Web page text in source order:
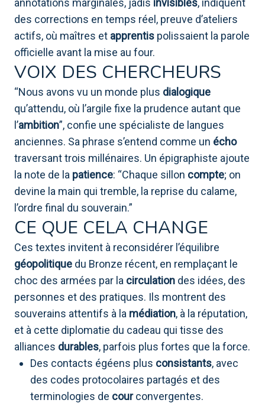
annotations marginales, jadis invisibles, indiquent
des corrections en temps réel, preuve d’ateliers
actifs, où maîtres et apprentis polissaient la parole
officielle avant la mise au four.
VOIX DES CHERCHEURS
“Nous avons vu un monde plus dialogique
qu’attendu, où l’argile fixe la prudence autant que
l’ambition”, confie une spécialiste de langues
anciennes. Sa phrase s’entend comme un écho
traversant trois millénaires. Un épigraphiste ajoute
la note de la patience: “Chaque sillon compte; on
devine la main qui tremble, la reprise du calame,
l’ordre final du souverain.”
CE QUE CELA CHANGE
Ces textes invitent à reconsidérer l’équilibre
géopolitique du Bronze récent, en remplaçant le
choc des armées par la circulation des idées, des
personnes et des pratiques. Ils montrent des
souverains attentifs à la médiation, à la réputation,
et à cette diplomatie du cadeau qui tisse des
alliances durables, parfois plus fortes que la force.
Des contacts égéens plus consistants, avec
des codes protocolaires partagés et des
terminologies de courconvergentes.